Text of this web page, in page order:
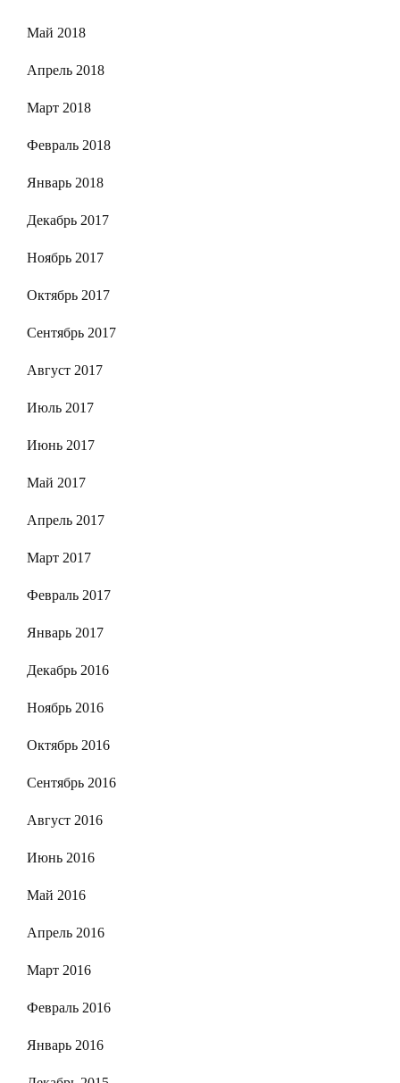
Май 2018
Апрель 2018
Март 2018
Февраль 2018
Январь 2018
Декабрь 2017
Ноябрь 2017
Октябрь 2017
Сентябрь 2017
Август 2017
Июль 2017
Июнь 2017
Май 2017
Апрель 2017
Март 2017
Февраль 2017
Январь 2017
Декабрь 2016
Ноябрь 2016
Октябрь 2016
Сентябрь 2016
Август 2016
Июнь 2016
Май 2016
Апрель 2016
Март 2016
Февраль 2016
Январь 2016